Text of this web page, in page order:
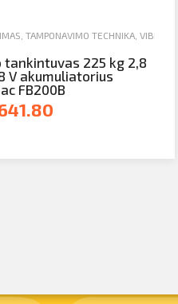
TAMPONAVIMO TECHNIKA,
tankintuvas 225 kg 2,8
V akumuliatorius
FB200B